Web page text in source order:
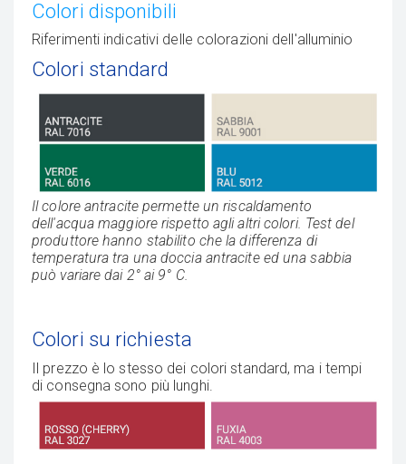
Colori disponibili
Riferimenti indicativi delle colorazioni dell'alluminio
Colori standard
Il colore antracite permette un riscaldamento
dell'acqua maggiore rispetto agli altri colori. Test del
produttore hanno stabilito che la differenza di
temperatura tra una doccia antracite ed una sabbia
può variare dai 2° ai 9° C.
Colori su richiesta
Il prezzo è lo stesso dei colori standard, ma i tempi
di consegna sono più lunghi.